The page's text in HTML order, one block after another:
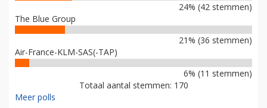
24% (42 stemmen)
The Blue Group
21% (36 stemmen)
Air-France-KLM-SAS(-TAP)
6% (11 stemmen)
Totaal aantal stemmen: 170
Meer polls